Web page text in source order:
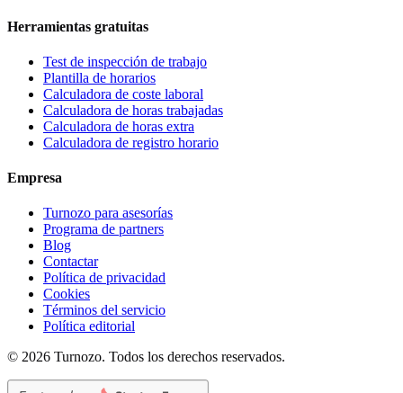
Herramientas gratuitas
Test de inspección de trabajo
Plantilla de horarios
Calculadora de coste laboral
Calculadora de horas trabajadas
Calculadora de horas extra
Calculadora de registro horario
Empresa
Turnozo para asesorías
Programa de partners
Blog
Contactar
Política de privacidad
Cookies
Términos del servicio
Política editorial
© 2026 Turnozo. Todos los derechos reservados.